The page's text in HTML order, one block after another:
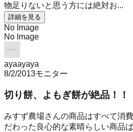
物足りないと思う方には絶対お...
詳細を見る
No Image
No Image
ayaayaya
8/2/2013モニター
切り餅、よもぎ餅が絶品！！
みすず農場さんの商品はすべて消
だわった良心的な素晴らしい商品